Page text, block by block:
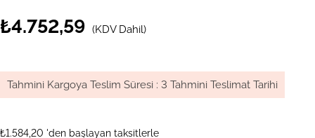
₺4.752,59 (KDV Dahil)
Tahmini Kargoya Teslim Süresi : 3 Tahmini Teslimat Tarihi
₺1.584,20 'den başlayan taksitlerle